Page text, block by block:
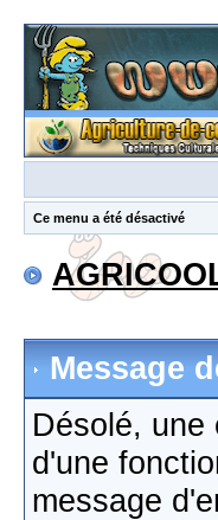
Ce menu a été désactivé
Message
Désolé, une
d'une
message